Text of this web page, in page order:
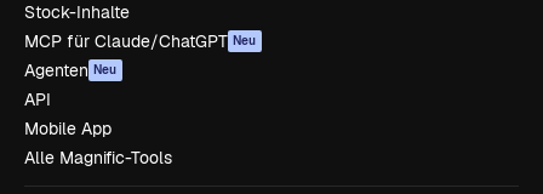
Stock-Inhalte
MCP für Claude/ChatGPT Neu
Agenten Neu
API
Mobile App
Alle Magnific-Tools